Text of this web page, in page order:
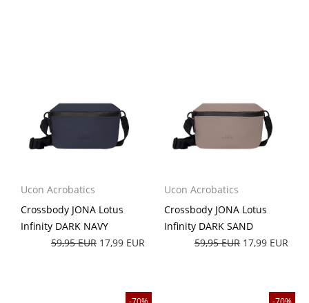
Ucon Acrobatics
Crossbody JONA Lotus
Infinity DARK NAVY
59,95 EUR 17,99 EUR
Ucon Acrobatics
Crossbody JONA Lotus
Infinity DARK SAND
59,95 EUR 17,99 EUR